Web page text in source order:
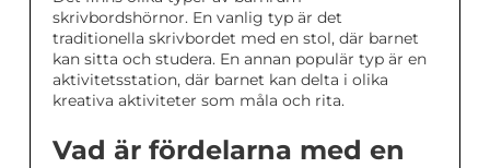
skrivbordshörnor. En vanlig typ är det
traditionella skrivbordet med en stol, där barnet
kan sitta och studera. En annan populär typ är en
aktivitetsstation, där barnet kan delta i olika
kreativa aktiviteter som måla och rita.
Vad är fördelarna med en